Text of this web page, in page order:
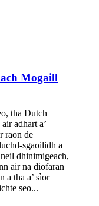
Mogaill
tha Dutch
adhart a’
raon de
sgaoilidh a
dhinimigeach,
air na diofaran
a tha a’ sìor
seo...